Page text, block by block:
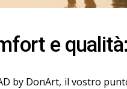
e
by DonArt, il vostro